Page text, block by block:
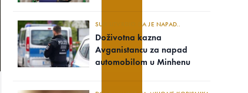
SUD UTVRDIO DA JE NAPAD..
Doživotna kazna
Avganistancu za napad
automobilom u Minhenu